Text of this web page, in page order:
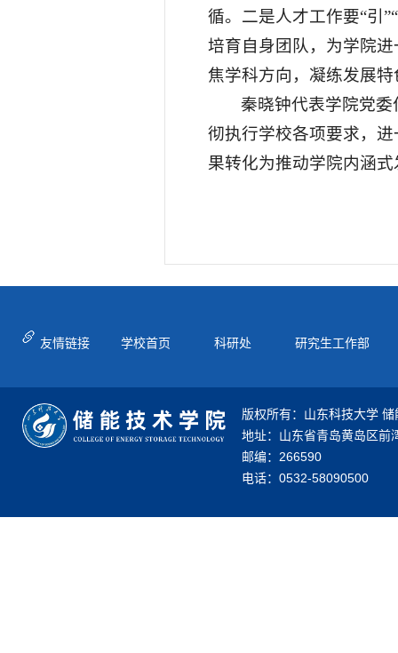
循。二是人才工作要“引
培育自身团队，为学院
焦学科方向，凝练发展
秦晓钟代表学院党
彻执行学校各项要求，
果转化为推动学院内涵
友情链接 学校首页 科研处 研究生工作部
版权所有：山东科技大学
地址：山东省青岛黄岛区前
邮编：266590
电话：0532-58090500